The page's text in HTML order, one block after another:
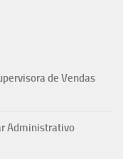
de Vendas
Administrativo